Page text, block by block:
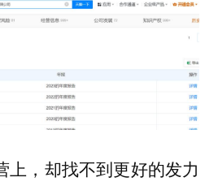
上，却找不到更好的发力